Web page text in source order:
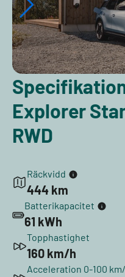
Explorer
RWD
Räckvidd
444 km
Batterikapacitet
61 kWh
Topphastighet
160 km/h
Acceleration 0-100